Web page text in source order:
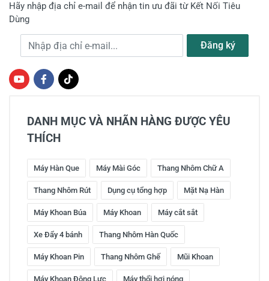
Hãy nhập địa chỉ e-mail để nhận tin ưu đãi từ Kết Nối Tiêu
Dùng
Địa chỉ e-mail Đăng ký
DANH MỤC VÀ NHÃN HÀNG ĐƯỢC YÊU
THÍCH
Máy Hàn Que Máy Mài Góc Thang Nhôm Chữ A
Thang Nhôm Rút Dụng cụ tổng hợp Mặt Nạ Hàn
Máy Khoan Búa Máy Khoan Máy cắt sắt
Xe Đẩy 4 bánh Thang Nhôm Hàn Quốc
Máy Khoan Pin Thang Nhôm Ghế Mũi Khoan
Máy Khoan Động Lực Máy thổi hơi nóng